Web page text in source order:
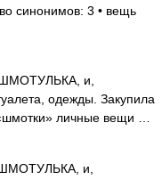
синонимов: 3 • вещь
и,
одежды. Закупила
личные вещи …
и,